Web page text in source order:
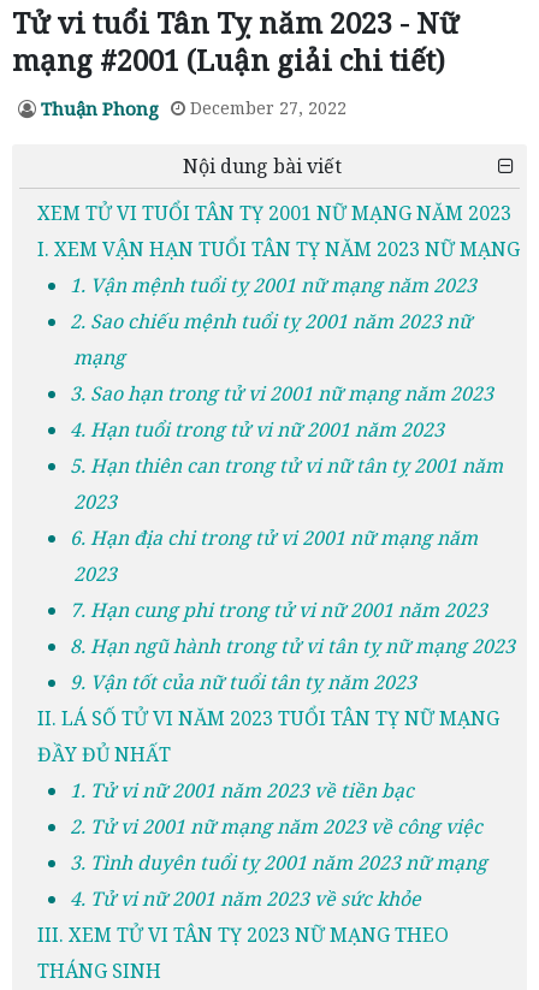
Tử vi tuổi Tân Tỵ năm 2023 - Nữ
mạng #2001 (Luận giải chi tiết)
Thuận Phong December 27, 2022
Nội dung bài viết
XEM TỬ VI TUỔI TÂN TỴ 2001 NỮ MẠNG NĂM 2023
I. XEM VẬN HẠN TUỔI TÂN TỴ NĂM 2023 NỮ MẠNG
1. Vận mệnh tuổi tỵ 2001 nữ mạng năm 2023
2. Sao chiếu mệnh tuổi tỵ 2001 năm 2023 nữ
mạng
3. Sao hạn trong tử vi 2001 nữ mạng năm 2023
4. Hạn tuổi trong tử vi nữ 2001 năm 2023
5. Hạn thiên can trong tử vi nữ tân tỵ 2001 năm
2023
6. Hạn địa chi trong tử vi 2001 nữ mạng năm
2023
7. Hạn cung phi trong tử vi nữ 2001 năm 2023
8. Hạn ngũ hành trong tử vi tân tỵ nữ mạng 2023
9. Vận tốt của nữ tuổi tân tỵ năm 2023
II. LÁ SỐ TỬ VI NĂM 2023 TUỔI TÂN TỴ NỮ MẠNG
ĐẦY ĐỦ NHẤT
1. Tử vi nữ 2001 năm 2023 về tiền bạc
2. Tử vi 2001 nữ mạng năm 2023 về công việc
3. Tình duyên tuổi tỵ 2001 năm 2023 nữ mạng
4. Tử vi nữ 2001 năm 2023 về sức khỏe
III. XEM TỬ VI TÂN TỴ 2023 NỮ MẠNG THEO
THÁNG SINH